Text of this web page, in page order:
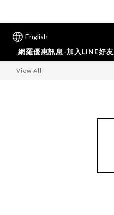
English
網羅優惠訊息-加入LINE好友
View All